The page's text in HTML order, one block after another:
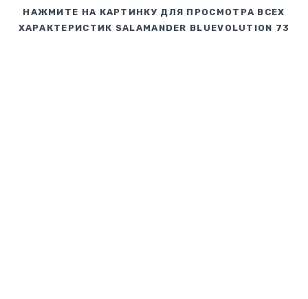
НАЖМИТЕ НА КАРТИНКУ ДЛЯ ПРОСМОТРА ВСЕХ
ХАРАКТЕРИСТИК SALAMANDER BLUEVOLUTION 73